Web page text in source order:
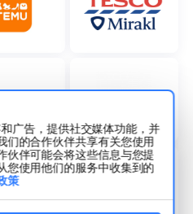
广告，提供社交媒体功能，并
们的合作伙伴共享有关您使用
伙伴可能会将这些信息与您提
您使用他们的服务中收集到的
策